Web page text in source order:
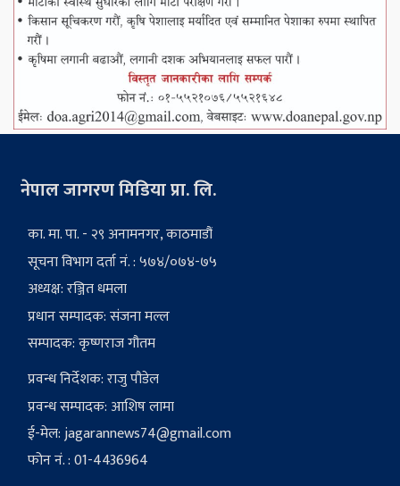
नेपाल जागरण मिडिया प्रा. लि.
का. मा. पा. - २९ अनामनगर, काठमाडौं
सूचना विभाग दर्ता नं. : ५७४/०७४-७५
अध्यक्ष: रञ्जित धमला
प्रधान सम्पादक: संजना मल्ल
सम्पादक: कृष्णराज गौतम
प्रवन्ध निर्देशक: राजु पौडेल
प्रवन्ध सम्पादक: आशिष लामा
ई-मेल:jagarannews74@gmail.com
फोन नं. : 01-4436964